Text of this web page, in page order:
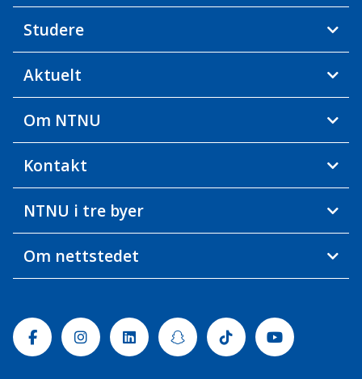
Studere
Aktuelt
Om NTNU
Kontakt
NTNU i tre byer
Om nettstedet
FacebookInstagramLinkedinSnapchatTiktok Youtube